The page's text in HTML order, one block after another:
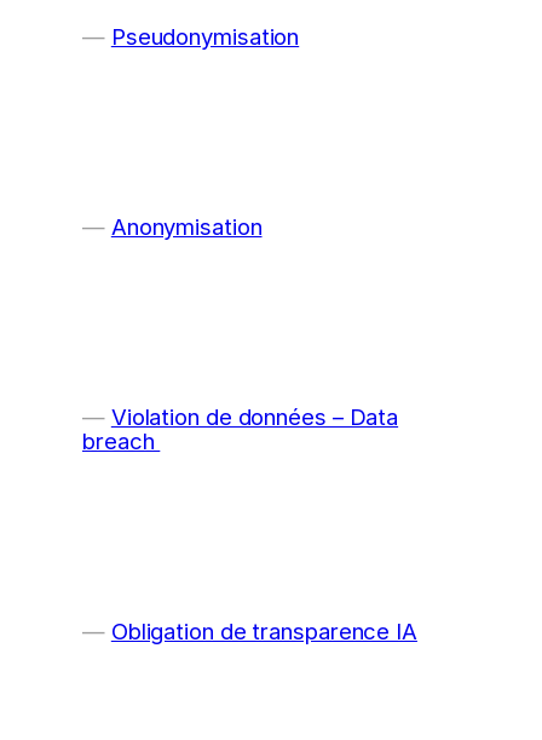
Pseudonymisation
Anonymisation
Violation de données – Data
breach
Obligation de transparence IA